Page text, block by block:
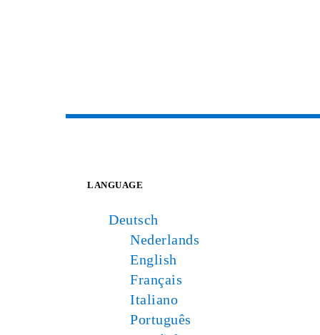
LANGUAGE
Deutsch
Nederlands
English
Français
Italiano
Português